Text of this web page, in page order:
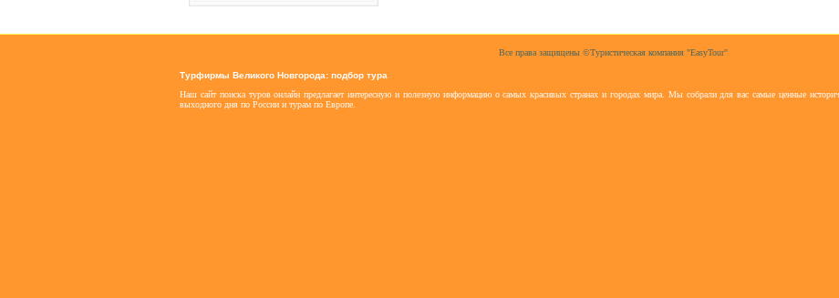
Все права защищены ©Туристическая компания "EasyTour"
Турфирмы Великого Новгорода: подбор тура
Наш сайт поиска туров онлайн предлагает интересную и полезную информацию о самых красивых странах и городах мира. Мы собрали для вас самые ценные
выходного дня по России и турам по Европе.